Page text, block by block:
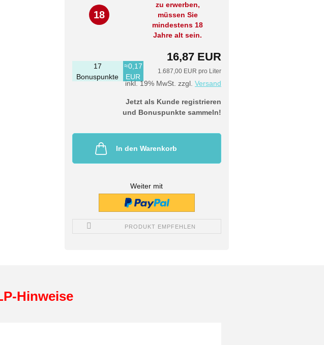
18
zu erwerben,
müssen Sie
mindestens 18
Jahre alt sein.
16,87 EUR
1.687,00 EUR pro Liter
inkl. 19% MwSt. zzgl. Versand
17
Bonuspunkte
≈0,17
EUR
Jetzt als Kunde registrieren
und Bonuspunkte sammeln!
In den Warenkorb
Weiter mit
PRODUKT EMPFEHLEN
Hinweise